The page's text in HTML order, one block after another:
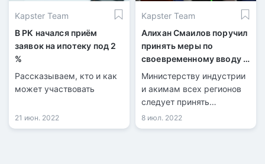
Kapster Team
В РК начался приём
заявок на ипотеку под 2
%
Рассказываем, кто и как
может участвовать
21 июн. 2022
Kapster Team
Алихан Смаилов поручил
принять меры по
своевременному вводу в
эксплуатацию жилья
Министерству индустрии
и акимам всех регионов
следует принять
исчерпывающие меры по
своевременному вводу
8 июл. 2022